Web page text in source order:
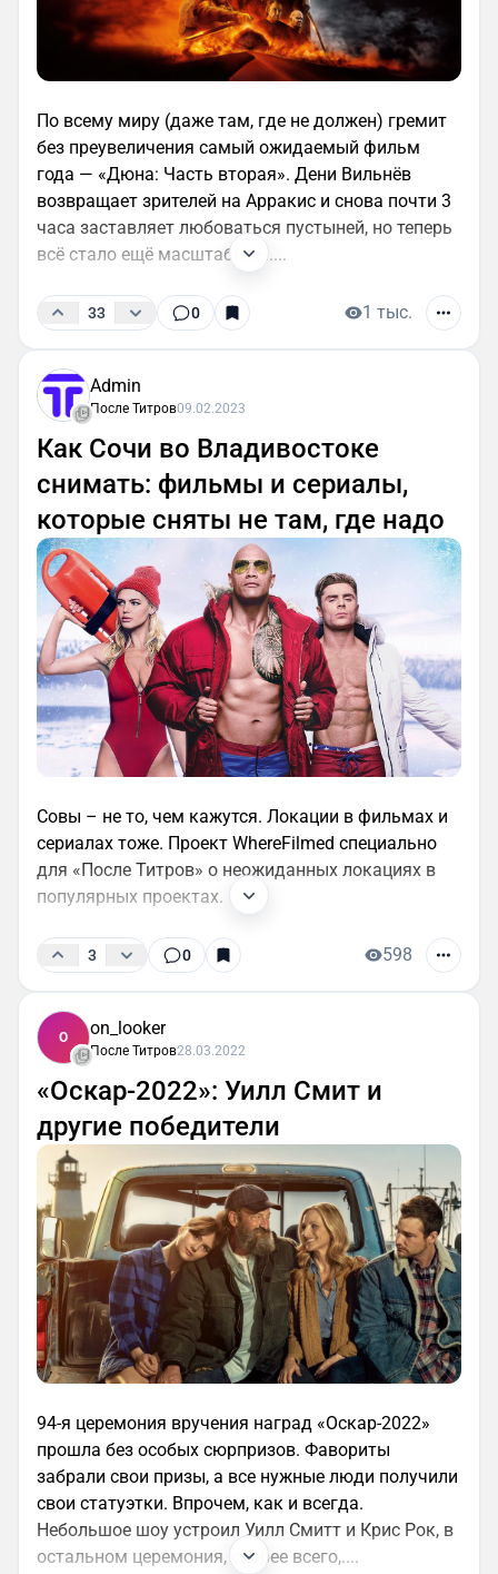
По всему миру (даже там, где не должен) гремит
без преувеличения самый ожидаемый фильм
года — «Дюна: Часть вторая». Дени Вильнёв
возвращает зрителей на Арракис и снова почти 3
часа заставляет любоваться пустыней, но теперь
всё стало ещё масштабнее,.....
33 0 1 тыс.
Admin
После Титров09.02.2023
Как Сочи во Владивостоке
снимать: фильмы и сериалы,
которые сняты не там, где надо
Совы – не то, чем кажутся. Локации в фильмах и
сериалах тоже. Проект WhereFilmed специально
для «После Титров» о неожиданных локациях в
популярных проектах.
3 0 598
O on_looker
После Титров28.03.2022
«Оскар-2022»: Уилл Смит и
другие победители
94-я церемония вручения наград «Оскар-2022»
прошла без особых сюрпризов. Фавориты
забрали свои призы, а все нужные люди получили
свои статуэтки. Впрочем, как и всегда.
Небольшое шоу устроил Уилл Смитт и Крис Рок, в
остальном церемония, скорее всего,....